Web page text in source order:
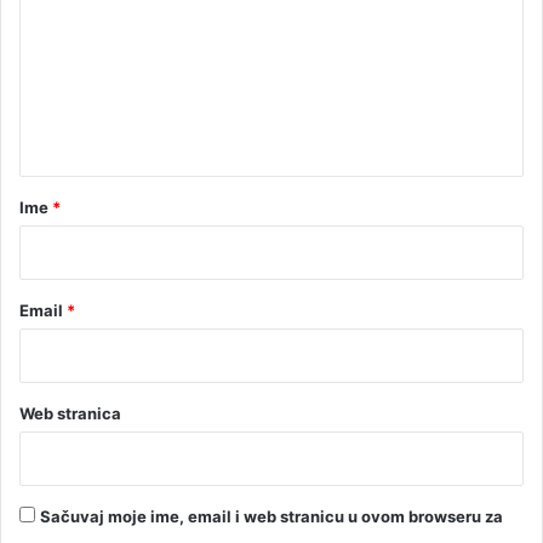
rIme *
Email *
Web stranica
Sačuvaj moje ime, email i web stranicu u ovom browseru za